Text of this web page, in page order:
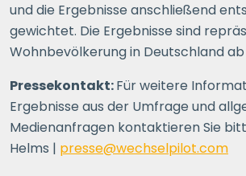
und die Ergebnisse anschließend
gewichtet. Die Ergebnisse sind
Wohnbevölkerung in Deutschland ab
Pressekontakt:Für weitere
Ergebnisse aus der Umfrage und
Medienanfragen kontaktieren Sie
Helms | presse@wechselpilot.com